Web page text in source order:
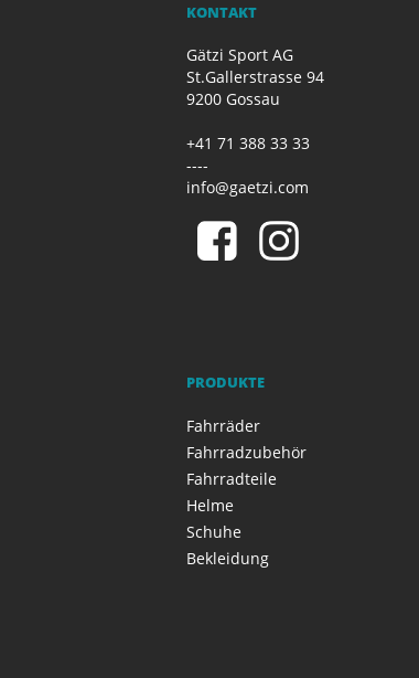
KONTAKT
Gätzi Sport AG
St.Gallerstrasse 94
9200 Gossau
+41 71 388 33 33
----
info@gaetzi.com
PRODUKTE
Fahrräder
Fahrradzubehör
Fahrradteile
Helme
Schuhe
Bekleidung